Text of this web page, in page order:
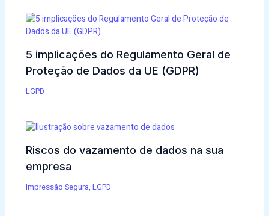
5 implicações do Regulamento Geral de
Proteção de Dados da UE (GDPR)
LGPD
Riscos do vazamento de dados na sua
empresa
Impressão Segura, LGPD